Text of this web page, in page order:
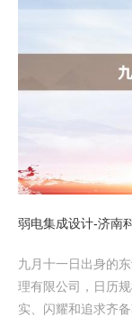
弱电集成设计-济南
九月十一日出身的
理有限公司，日历
实、闪耀和追求齐